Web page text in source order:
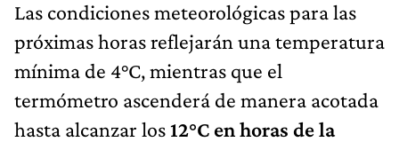
Las condiciones meteorológicas para las
próximas horas reflejarán una temperatura
mínima de 4°C, mientras que el
termómetro ascenderá de manera acotada
hasta alcanzar los12°C en horas de la